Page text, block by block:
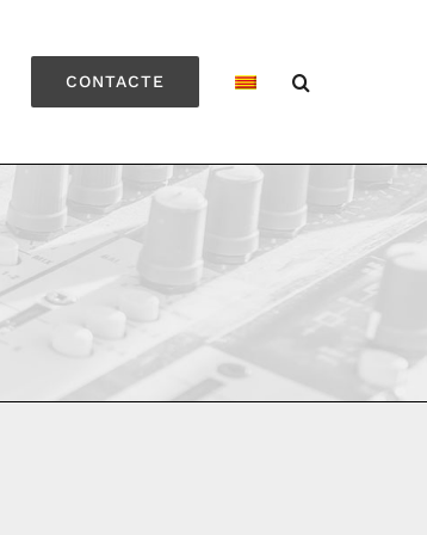
CONTACTE